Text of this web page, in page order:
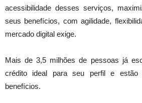
acessibilidade desses serviços,
seus benefícios, com agilidade,
mercado digital exige.
Mais de 3,5 milhões de pessoas já
crédito ideal para seu perfil e estão
benefícios.